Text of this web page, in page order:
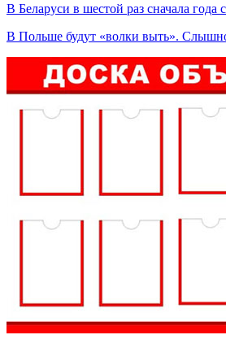
В Беларуси в шестой раз сначала года
В Польше будут «волки выть».